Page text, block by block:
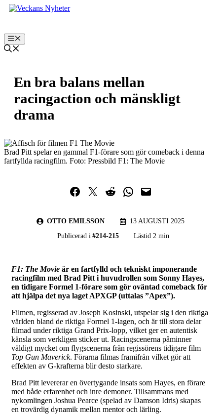
Hoppa
Meny
En bra balans mellan
racingaction och mänskligt
drama
Brad Pitt spelar en gammal F1-förare som gör comeback i denna
fartfyllda racingfilm. Foto: Pressbild F1: The Movie
Dela på Facebook
Dela på TwitterDela på RedditDela i WhatsApp
Maila en länk
OTTO EMILSSON
13 AUGUSTI 2025
Publicerad i #214-215 Lästid 2 min
F1: The Movie är en fartfylld och tekniskt imponerande
racingfilm med Brad Pitt i huvudrollen som Sonny Hayes,
en tidigare Formel 1-förare som gör oväntad comeback för
att hjälpa det nya laget APXGP (uttalas ”Apex”).
Filmen, regisserad av Joseph Kosinski, utspelar sig i den riktiga
världen bland de riktiga Formel 1-lagen, och är till stora delar
filmad under riktiga Grand Prix-lopp, vilket ger en autentisk
känsla som verkligen sticker ut. Racingscenerna påminner
väldigt mycket om flygscenerna från regissörens tidigare film
Top Gun Maverick. Förarna filmas framifrån vilket gör att
effekten av G-krafterna blir desto starkare.
Brad Pitt levererar en övertygande insats som Hayes, en förare
med både erfarenhet och inre demoner. Tillsammans med
nykomlingen Joshua Pearce (spelad av Damson Idris) skapas
en trovärdig dynamik mellan mentor och lärling.